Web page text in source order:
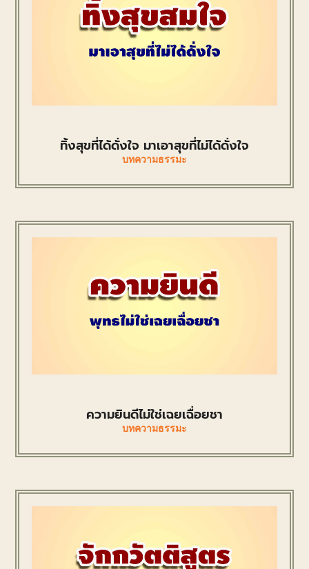
ทิ้งสุขที่ได้ดั่งใจ มาเอาสุขที่ไม่ได้ดั่งใจ
บทความธรรมะ
ความยินดีไม่ใช่เฉยเฉื่อยชา
บทความธรรมะ